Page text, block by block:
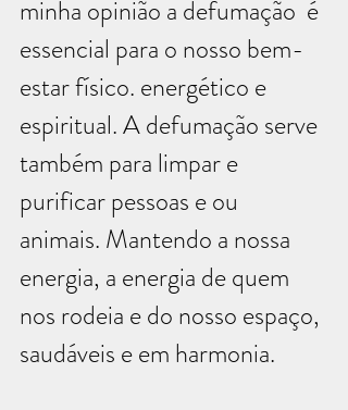
minha opinião a defumação  é
essencial para o nosso bem-
estar físico. energético e
espiritual. A defumação serve
também para limpar e
purificar pessoas e ou
animais. Mantendo a nossa
energia, a energia de quem
nos rodeia e do nosso espaço,
saudáveis e em harmonia.